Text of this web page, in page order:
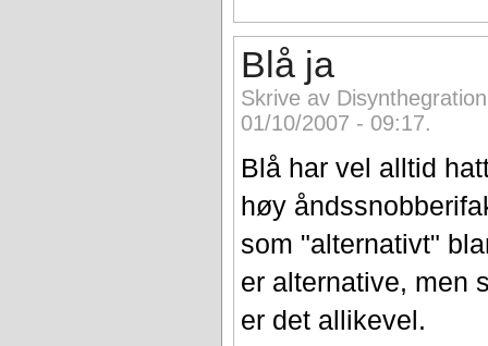
Blå ja
Skrive av
01/10/2007 - 09:17.
Blå har vel alltid
høy
som "alternativt"
er alternative, men
er det allikevel.